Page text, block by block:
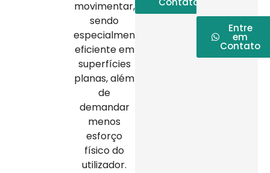
movimentar,
sendo
especialmente
eficiente em
superfícies
planas, além
de
demandar
menos
esforço
físico do
utilizador.
Entre
em
Contato